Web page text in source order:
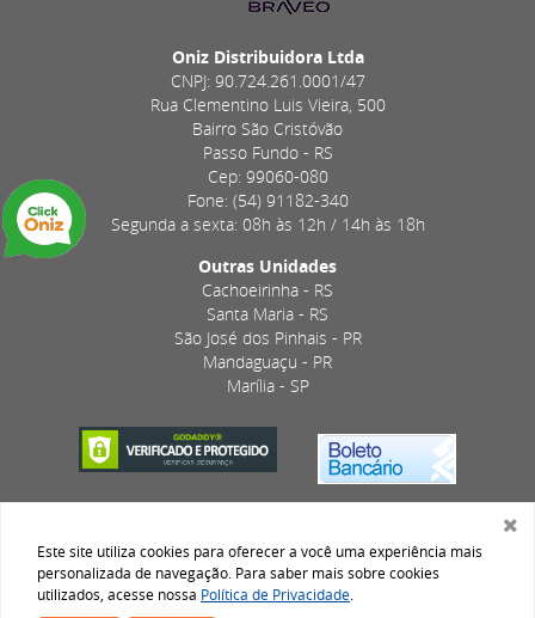
Oniz Distribuidora Ltda
CNPJ: 90.724.261.0001/47
Rua Clementino Luis Vieira, 500
Bairro São Cristóvão
Passo Fundo - RS
Cep: 99060-080
Fone: (54) 91182-340
Segunda a sexta: 08h às 12h / 14h às 18h
Outras Unidades
Cachoeirinha - RS
Santa Maria - RS
São José dos Pinhais - PR
Mandaguaçu - PR
Marília - SP
DESENVOLVIDO POR
Este site utiliza cookies para oferecer a você uma experiência mais
personalizada de navegação. Para saber mais sobre cookies
utilizados, acesse nossa Política de Privacidade